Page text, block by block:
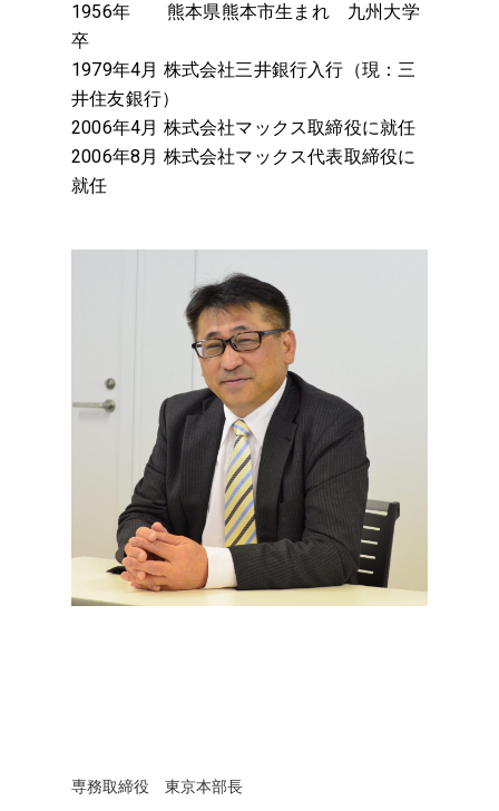
1956年 熊本県熊本市生まれ 九州大学
卒
1979年4月 株式会社三井銀行入行（現：三
井住友銀行）
2006年4月 株式会社マックス取締役に就任
2006年8月 株式会社マックス代表取締役に
就任
専務取締役 東京本部長